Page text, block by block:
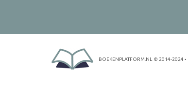
BOEKENPLATFORM.NL © 2014-2024 •